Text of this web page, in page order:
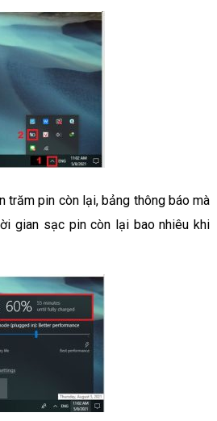
trăm pin còn lại, bảng thông báo mà
gian sạc pin còn lại bao nhiêu khi